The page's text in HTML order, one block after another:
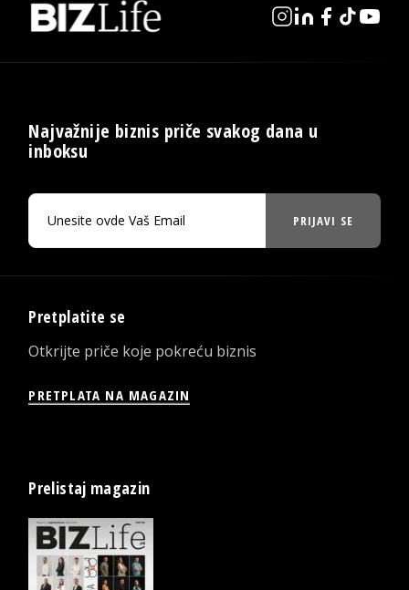
Najvažnije biznis priče svakog dana u
inboksu
PRIJAVI SE
Pretplatite se
Otkrijte priče koje pokreću biznis
PRETPLATA NA MAGAZIN
Prelistaj magazin